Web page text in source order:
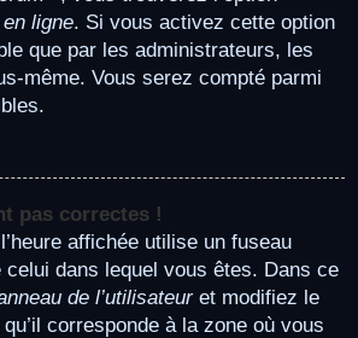
ligne. Si vous activez cette option
que par les administrateurs, les
même. Vous serez compté parmi
pas correctes !
affichée utilise un fuseau
celui dans lequel vous êtes. Dans ce
de l’utilisateuret modifiez le
corresponde à la zone où vous